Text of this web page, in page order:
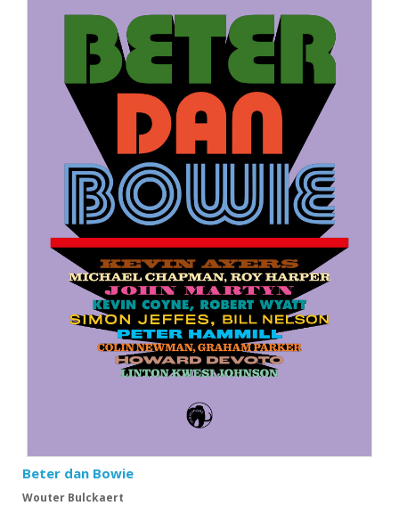
Beter dan Bowie
Wouter Bulckaert